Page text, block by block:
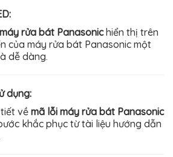
rửa bát Panasonichiển thị trên
của máy rửa bát Panasonic một
dễ dàng.
dụng:
về mã lỗi máy rửa bát Panasonic
khắc phục từ tài liệu hướng dẫn